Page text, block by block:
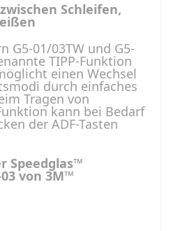
Schleifen,
G5-01/03TW und G5-
TIPP-Funktion
einen Wechsel
durch einfaches
Tragen von
kann bei Bedarf
der ADF-Tasten